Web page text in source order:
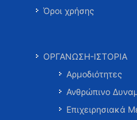
Όροι χρήσης
ΟΡΓΑΝΩΣΗ-ΙΣΤΟΡΙΑ
Αρμοδιότητες
Ανθρώπινο
Επιχειρησιακά